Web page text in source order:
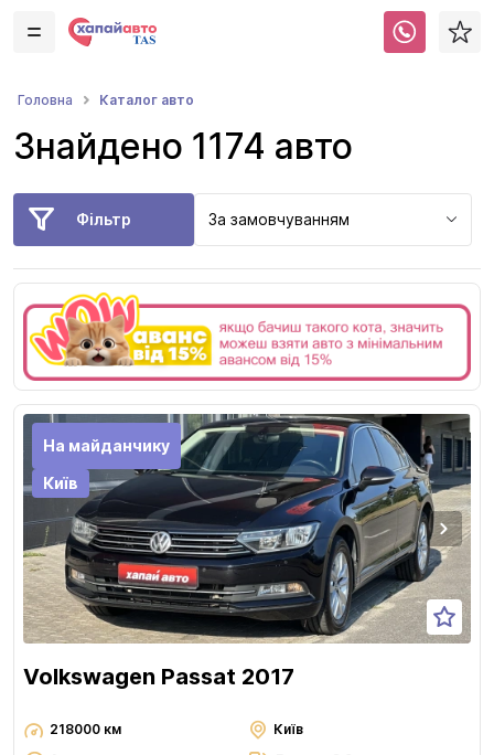
Головна Каталог авто
Знайдено 1174 авто
Фільтр За замовчуванням
На майданчику
Київ
Volkswagen Passat 2017
218000 км
Київ